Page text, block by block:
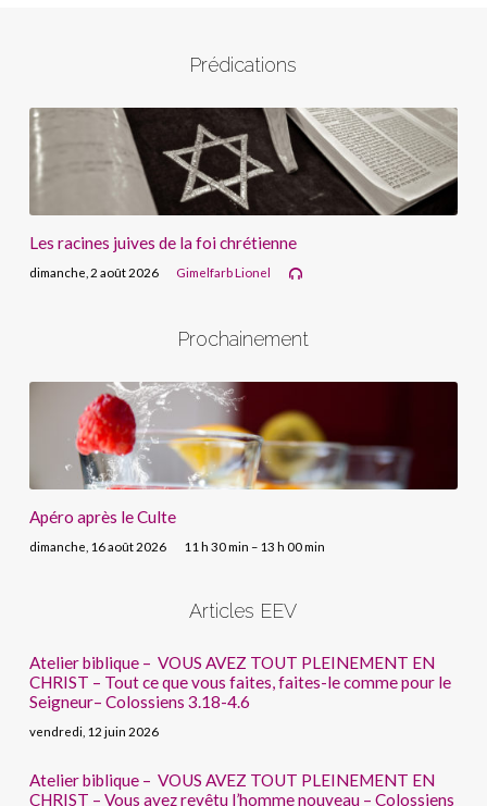
Prédications
Les racines juives de la foi chrétienne
dimanche, 2 août 2026 Gimelfarb Lionel
Prochainement
Apéro après le Culte
dimanche, 16 août 2026 11 h 30 min – 13 h 00 min
Articles EEV
Atelier biblique – VOUS AVEZ TOUT PLEINEMENT EN
CHRIST – Tout ce que vous faites, faites-le comme pour le
Seigneur– Colossiens 3.18-4.6
vendredi, 12 juin 2026
Atelier biblique – VOUS AVEZ TOUT PLEINEMENT EN
CHRIST – Vous avez revêtu l’homme nouveau – Colossiens